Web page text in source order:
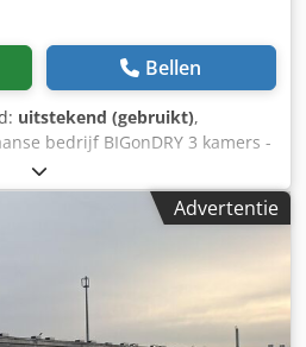
Bellen
uitstekend (gebruikt),
bedrijf BIGonDRY 3 kamers -
7,5 m - poorthoogte 4 m
batch is ongeveer 100 m3 -
gebruikt voor testdoeleinden
internetverbinding (service op
Advertentie